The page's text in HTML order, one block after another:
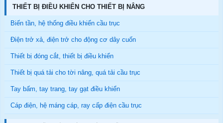
THIẾT BỊ ĐIỀU KHIỂN CHO THIẾT BỊ NÂNG
Biến tần, hệ thống điều khiển cầu trục
Điện trở xả, điện trở cho động cơ dây cuốn
Thiết bị đóng cắt, thiết bị điều khiển
Thiết bị quá tải cho tời nâng, quá tải cầu trục
Tay bấm, tay trang, tay gạt điều khiển
Cáp điện, hệ máng cáp, ray cấp điện cầu trục